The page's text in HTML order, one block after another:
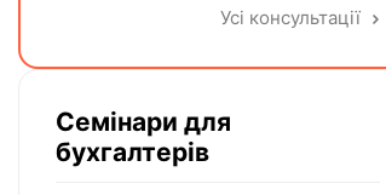
невикористаних днів відпустки при
Усі консультації
Семінари для
бухгалтерів